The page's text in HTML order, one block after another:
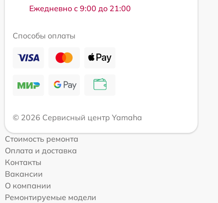
Ежедневно с 9:00 до 21:00
Способы оплаты
© 2026 Сервисный центр Yamaha
Стоимость ремонта
Оплата и доставка
Контакты
Вакансии
О компании
Ремонтируемые модели